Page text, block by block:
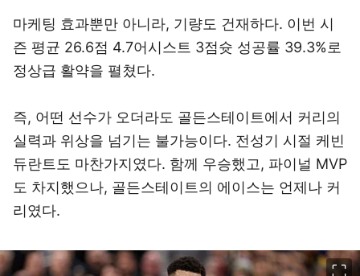
마케팅 효과뿐만 아니라, 기량도 건재하다. 이번 시
즌 평균 26.6점 4.7어시스트 3점슛 성공률 39.3%로
정상급 활약을 펼쳤다.
즉, 어떤 선수가 오더라도 골든스테이트에서 커리의
실력과 위상을 넘기는 불가능이다. 전성기 시절 케빈
듀란트도 마찬가지였다. 함께 우승했고, 파이널 MVP
도 차지했으나, 골든스테이트의 에이스는 언제나 커
리였다.